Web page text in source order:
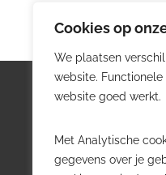
Cookies op
We plaatsen
website.
website goed werkt.
Met Analytische
gegevens over je
Logistiek.be
trends en